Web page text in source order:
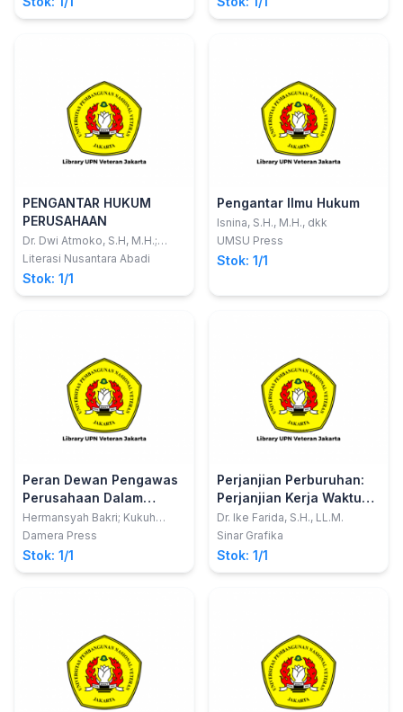
PENGANTAR HUKUM
PERUSAHAAN
Dr. Dwi Atmoko, S.H, M.H.;
Jantarda Mauli Hutagalung,
Literasi Nusantara Abadi
Stok: 1/1
Pengantar Ilmu Hukum
Isnina, S.H., M.H., dkk
UMSU Press
Stok: 1/1
Peran Dewan Pengawas
Perusahaan Dalam
Prespektif Hukum
Konstitusi
Hermansyah Bakri; Kukuh
Sudarmanto
Damera Press
Stok: 1/1
Perjanjian Perburuhan:
Perjanjian Kerja Waktu
Tertentu dan
Outsourcing
Dr. Ike Farida, S.H., LL.M.
Sinar Grafika
Stok: 1/1